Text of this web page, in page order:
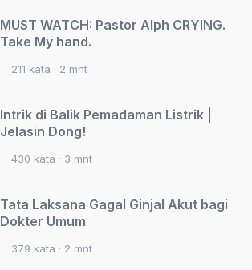
MUST WATCH: Pastor Alph CRYING.
Take My hand.
211 kata · 2 mnt
Intrik di Balik Pemadaman Listrik |
Jelasin Dong!
430 kata · 3 mnt
Tata Laksana Gagal Ginjal Akut bagi
Dokter Umum
379 kata · 2 mnt